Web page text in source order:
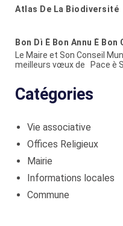
Atlas De La Biodiversité
Bon Dì È Bon Annu È Bon
Le Maire et Son Conseil
meilleurs vœux de Pace è
Catégories
Vie associative
Offices Religieux
Mairie
Informations locales
Commune